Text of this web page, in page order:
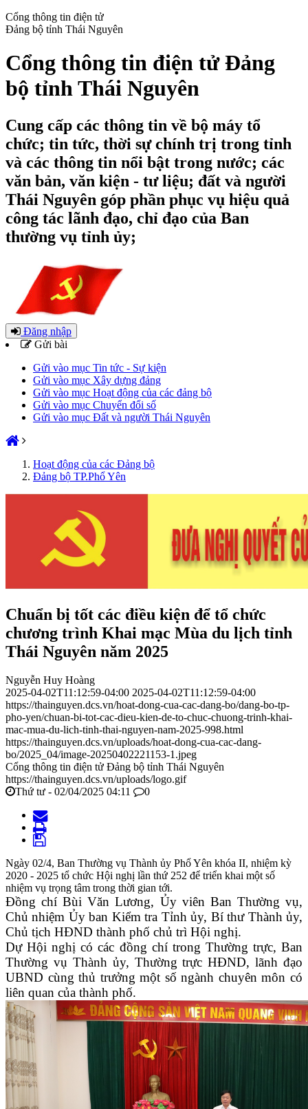
Cổng thông tin điện tử
Đảng bộ tỉnh Thái Nguyên
Cổng thông tin điện tử Đảng
bộ tỉnh Thái Nguyên
Cung cấp các thông tin về bộ máy tổ
chức; tin tức, thời sự chính trị trong tỉnh
và các thông tin nổi bật trong nước; các
văn bản, văn kiện - tư liệu; đất và người
Thái Nguyên góp phần phục vụ hiệu quả
công tác lãnh đạo, chỉ đạo của Ban
thường vụ tỉnh ủy;
Đăng nhập
Gửi bài
Gửi vào mục Tin tức - Sự kiện
Gửi vào mục Xây dựng đảng
Gửi vào mục Hoạt động của các đảng bộ
Gửi vào mục Chuyển đổi số
Gửi vào mục Đất và người Thái Nguyên
Hoạt động của các Đảng bộ
Đảng bộ TP.Phổ Yên
Chuẩn bị tốt các điều kiện để tổ chức
chương trình Khai mạc Mùa du lịch tỉnh
Thái Nguyên năm 2025
Nguyễn Huy Hoàng
2025-04-02T11:12:59-04:00 2025-04-02T11:12:59-04:00
https://thainguyen.dcs.vn/hoat-dong-cua-cac-dang-bo/dang-bo-tp-
pho-yen/chuan-bi-tot-cac-dieu-kien-de-to-chuc-chuong-trinh-khai-
mac-mua-du-lich-tinh-thai-nguyen-nam-2025-998.html
https://thainguyen.dcs.vn/uploads/hoat-dong-cua-cac-dang-
bo/2025_04/image-20250402221153-1.jpeg
Cổng thông tin điện tử Đảng bộ tỉnh Thái Nguyên
https://thainguyen.dcs.vn/uploads/logo.gif
Thứ tư - 02/04/2025 04:11
0
Ngày 02/4, Ban Thường vụ Thành ủy Phổ Yên khóa II, nhiệm kỳ
2020 - 2025 tổ chức Hội nghị lần thứ 252 để triển khai một số
nhiệm vụ trọng tâm trong thời gian tới.
Đồng chí Bùi Văn Lương, Ủy viên Ban Thường vụ,
Chủ nhiệm Ủy ban Kiểm tra Tỉnh ủy, Bí thư Thành ủy,
Chủ tịch HĐND thành phố chủ trì Hội nghị.
Dự Hội nghị có các đồng chí trong Thường trực, Ban
Thường vụ Thành ủy, Thường trực HĐND, lãnh đạo
UBND cùng thủ trưởng một số ngành chuyên môn có
liên quan của thành phố.